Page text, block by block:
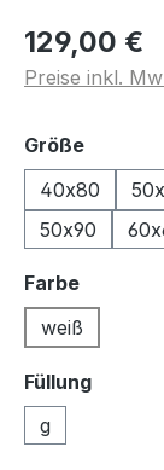
129,00 €
Preise inkl.
Größe
40x80
50x90
Farbe
weiß
Füllung
g